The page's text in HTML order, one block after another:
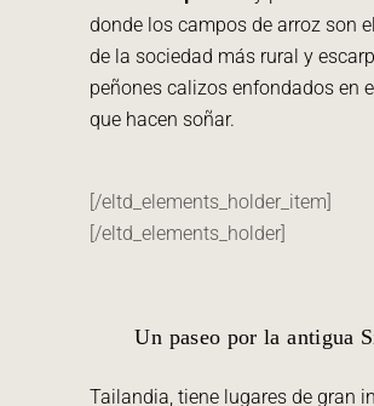
donde los campos de arroz son
de la sociedad más rural y
peñones calizos enfondados en
que hacen soñar.
[/eltd_elements_holder_item]
[/eltd_elements_holder]
Un paseo por la antigua
Tailandia, tiene lugares de gran